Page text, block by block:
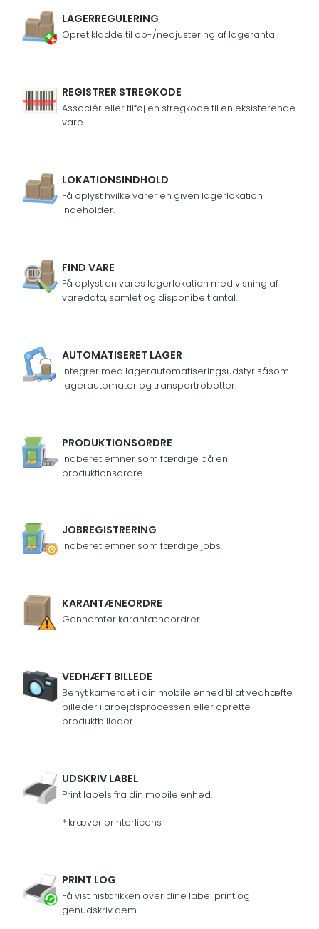
LAGERREGULERING
Opret kladde til op-/nedjustering af lagerantal.
REGISTRER STREGKODE
Associér eller tilføj en stregkode til en eksisterende
vare.
LOKATIONSINDHOLD
Få oplyst hvilke varer en given lagerlokation
indeholder.
FIND VARE
Få oplyst en vares lagerlokation med visning af
varedata, samlet og disponibelt antal.
AUTOMATISERET LAGER
Integrer med lagerautomatiseringsudstyr såsom
lagerautomater og transportrobotter.
PRODUKTIONSORDRE
Indberet emner som færdige på en
produktionsordre.
JOBREGISTRERING
Indberet emner som færdige jobs.
KARANTÆNEORDRE
Gennemfør karantæneordrer.
VEDHÆFT BILLEDE
Benyt kameraet i din mobile enhed til at vedhæfte
billeder i arbejdsprocessen eller oprette
produktbilleder.
UDSKRIV LABEL
Print labels fra din mobile enhed.
* kræver printerlicens
PRINT LOG
Få vist historikken over dine label print og
genudskriv dem.